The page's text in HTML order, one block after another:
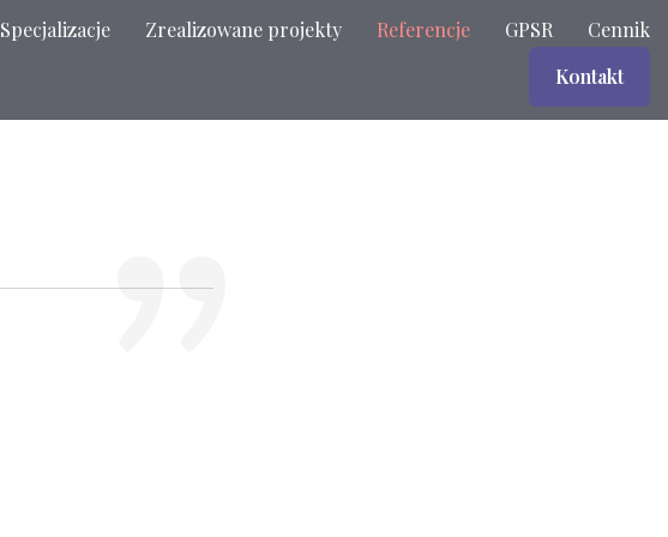
Specjalizacje Zrealizowane projekty Referencje GPSR
Cennik
Kontakt